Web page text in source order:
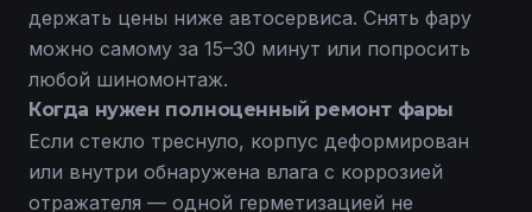
держать цены ниже автосервиса. Снять фару
можно самому за 15–30 минут или попросить
любой шиномонтаж.
Когда нужен полноценный ремонт фары
Если стекло треснуло, корпус деформирован
или внутри обнаружена влага с коррозией
отражателя — одной герметизацией не